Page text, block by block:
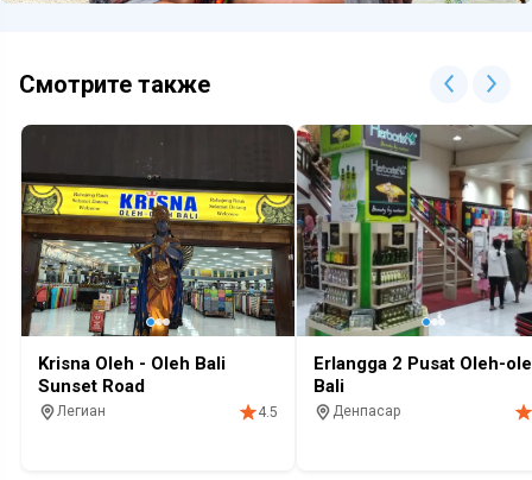
Смотрите также
Krisna Oleh - Oleh Bali
Sunset Road
Легиан
4.5
Erlangga 2 Pusat Oleh-
Bali
Денпасар